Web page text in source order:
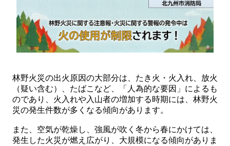
林野火災の出火原因の大部分は、たき火・火入れ、放火
（疑い含む）、たばこなど、「人為的な要因」によるも
のであり、火入れや入山者の増加する時期には、林野火
災の発生件数が多くなる傾向があります。
また、空気が乾燥し、強風が吹く冬から春にかけては、
発生した火災が燃え広がり、大規模になる傾向がありま